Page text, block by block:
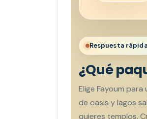
Respuesta
¿Qué
Elige Fayoum
de oasis y lagos
quieres templos,